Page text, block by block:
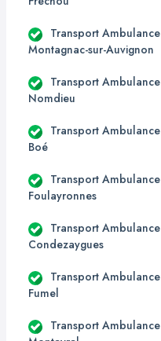
Transport Ambulance
Montagnac-sur-Auvignon
Transport Ambulance
Nomdieu
Transport Ambulance
Boé
Transport Ambulance
Foulayronnes
Transport Ambulance
Condezaygues
Transport Ambulance
Fumel
Transport Ambulance